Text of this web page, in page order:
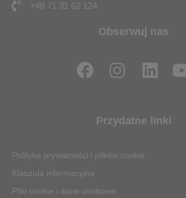
+48 71 31 62 124
Obserwuj nas
F
a
o
o
k
I
n
t
g
L
i
k
Przydatne linki
Polityka prywatności i plików cookie
Klauzula informacyjna
Pliki cookie i dane osobowe